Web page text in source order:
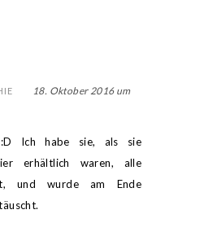
18. Oktober 2016 um
:D Ich habe sie, als sie
erhältlich waren, alle
und wurde am Ende